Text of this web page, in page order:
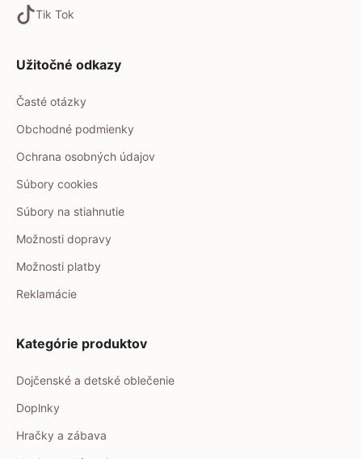
Tik Tok
Užitočné odkazy
Časté otázky
Obchodné podmienky
Ochrana osobných údajov
Súbory cookies
Súbory na stiahnutie
Možnosti dopravy
Možnosti platby
Reklamácie
Kategórie produktov
Dojčenské a detské oblečenie
Doplnky
Hračky a zábava